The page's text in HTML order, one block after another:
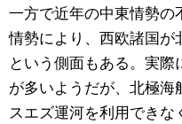
一方で近年の中東情勢の
情勢により、西欧諸国が
という側面もある。実
が多いようだが、北極
スエズ運河を利用できな